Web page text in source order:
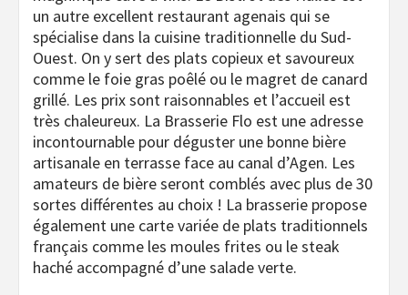
un autre excellent restaurant agenais qui se
spécialise dans la cuisine traditionnelle du Sud-
Ouest. On y sert des plats copieux et savoureux
comme le foie gras poêlé ou le magret de canard
grillé. Les prix sont raisonnables et l’accueil est
très chaleureux. La Brasserie Flo est une adresse
incontournable pour déguster une bonne bière
artisanale en terrasse face au canal d’Agen. Les
amateurs de bière seront comblés avec plus de 30
sortes différentes au choix ! La brasserie propose
également une carte variée de plats traditionnels
français comme les moules frites ou le steak
haché accompagné d’une salade verte.